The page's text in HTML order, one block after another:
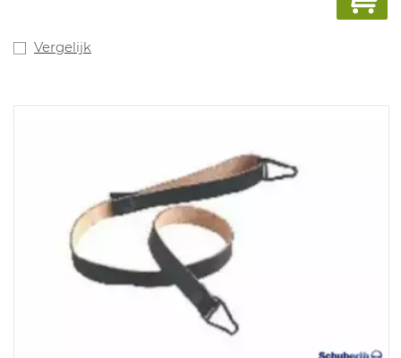
Vergelijk